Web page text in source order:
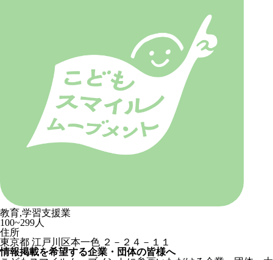
教育,学習支援業
100~299人
住所
東京都 江戸川区本一色 ２－２４－１１
情報掲載を希望する企業・団体の皆様へ